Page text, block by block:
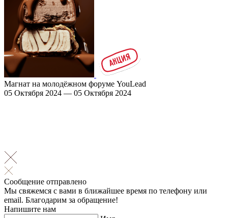
Магнат на молодёжном форуме YouLead
05 Октября 2024 — 05 Октября 2024
Сообщение отправлено
Мы свяжемся с вами в ближайшее время по телефону или
email. Благодарим за обращение!
Напишите нам